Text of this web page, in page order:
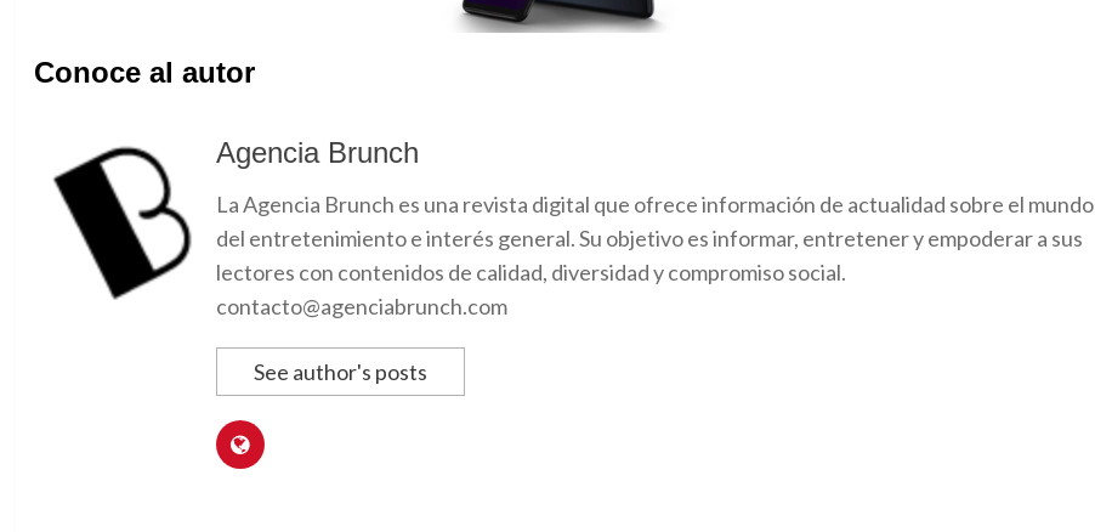
Conoce al autor
Agencia Brunch
La Agencia Brunch es una revista digital que ofrece información de actualidad sobre el mundo
del entretenimiento e interés general. Su objetivo es informar, entretener y empoderar a sus
lectores con contenidos de calidad, diversidad y compromiso social.
contacto@agenciabrunch.com
See author's posts